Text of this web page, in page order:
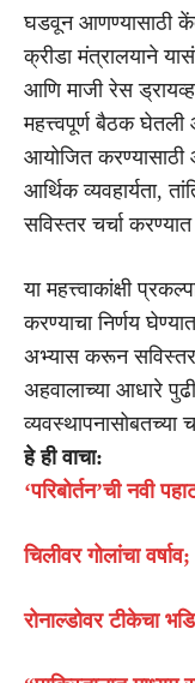
घडवून आणण्यासाठी
क्रीडा मंत्रालयाने
आणि माजी रेस
महत्त्वपूर्ण बैठक घेतली
आयोजित
आर्थिक व्यवहार्यता,
सविस्तर चर्चा
या महत्त्वाकांक्षी
करण्याचा निर्णय
अभ्यास करून सविस्तर
अहवालाच्या आधारे
व्यवस्थापनासोबतच्या
हे ही वाचा:
‘परिबोर्तन’ची नवी
चिलीवर गोलांचा
रोनाल्डोवर टीकेचा